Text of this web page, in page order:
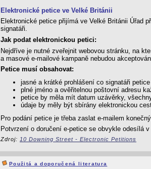
Elektronické petice ve Velké Británii
Elektronické petice přijímá ve Velké Británii Úřad
signatáři.
Jak podat elektronickou petici:
Nejdříve je nutné zveřejnit webovou stránku, na
a masové e-mailové kampaně nebudou
Petice musí obsahovat:
jasné a krátké prohlášení co signatáři
plné jméno a ověřitelnou poštovní adresu
petice by měla mít datum uzávěrky,
údaje by měly být sbírány elektronickou
Pro podání petice je třeba zaslat e-mailem
Potvrzení o doručení e-petice se obvykle odesílá
Zdroj: 10 Downing Street - Electronic Petitions
Použitá a doporučená literatura